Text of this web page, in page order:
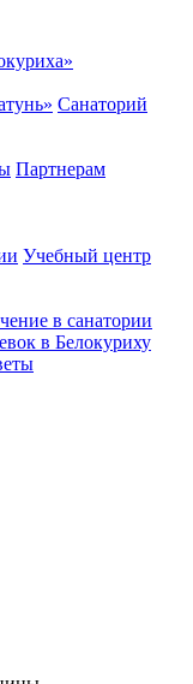
Санаторий
Партнерам
Учебный центр
в санатории
в Белокуриху